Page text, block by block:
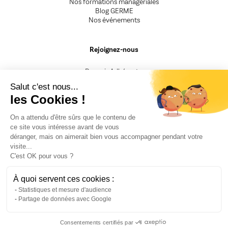
Salut c'est nous...
les Cookies !
On a attendu d'être sûrs que le contenu de
ce site vous intéresse avant de vous
déranger, mais on aimerait bien vous accompagner pendant votre
visite...
C'est OK pour vous ?
À quoi servent ces cookies :
Statistiques et mesure d'audience
Partage de données avec Google
Consentements certifiés par
Blog GERME
Nos événements
Rejoignez-nous
Devenir Adhérent.e
Besoin d'un renseignement
CGV
Mentions légales
Fiche Presse
Recrutement